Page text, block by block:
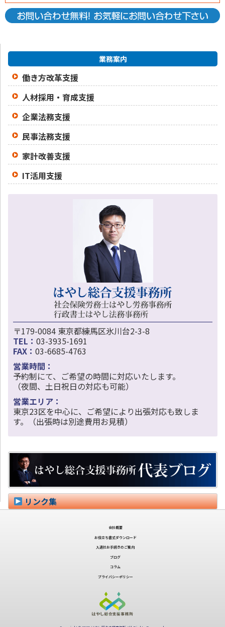
業務案内
働き方改革支援
人材採用・育成支援
企業法務支援
民事法務支援
家計改善支援
IT活用支援
〒179-0084 東京都練馬区氷川台2-3-8
TEL： 03-3935-1691
FAX： 03-6685-4763
営業時間：
予約制にて、ご希望の時間に対応いたします。
（夜間、土日祝日の対応も可能）
営業エリア：
東京23区を中心に、ご希望により出張対応も致しま
す。（出張時は別途費用お見積）
リンク集
会社概要
お役立ち書式ダウンロード
入退社お手続きのご案内
ブログ
コラム
プライバシーポリシー